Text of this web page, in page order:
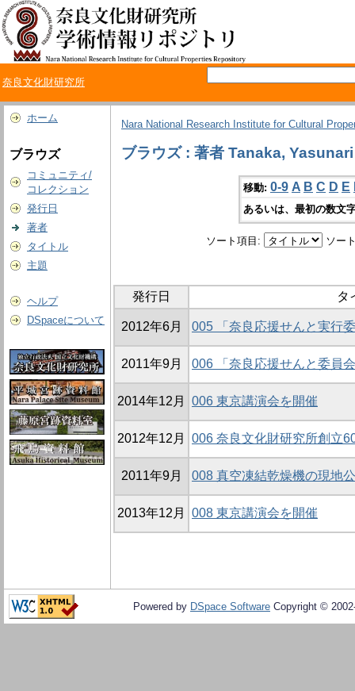
奈良文化財研究所
ホーム
ブラウズ
コミュニティ/
コレクション
発行日
著者
タイトル
主題
ヘルプ
DSpaceについて
Nara National Research Institute for Cultural
ブラウズ : 著者 Tanaka, Yasunari
移動: 0-9 A B C D E
あるいは、最初の数文
ソート項目: ソー
発行日 タ
2012年6月 005 「奈良応援せんと実行
2011年9月 006 「奈良応援せんと委員
2014年12月 006 東京講演会を開催
2012年12月 006 奈良文化財研究所創立
2011年9月 008 真空凍結乾燥機の現地
2013年12月 008 東京講演会を開催
Powered by DSpace Software Copyright ©